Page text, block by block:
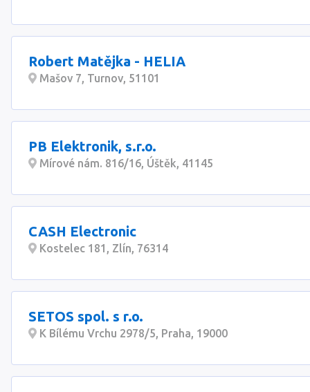
Robert Matějka - HELIA
Mašov 7, Turnov, 51101
PB Elektronik, s.r.o.
Mírové nám. 816/16, Úštěk, 41145
CASH Electronic
Kostelec 181, Zlín, 76314
SETOS spol. s r.o.
K Bílému Vrchu 2978/5, Praha, 19000